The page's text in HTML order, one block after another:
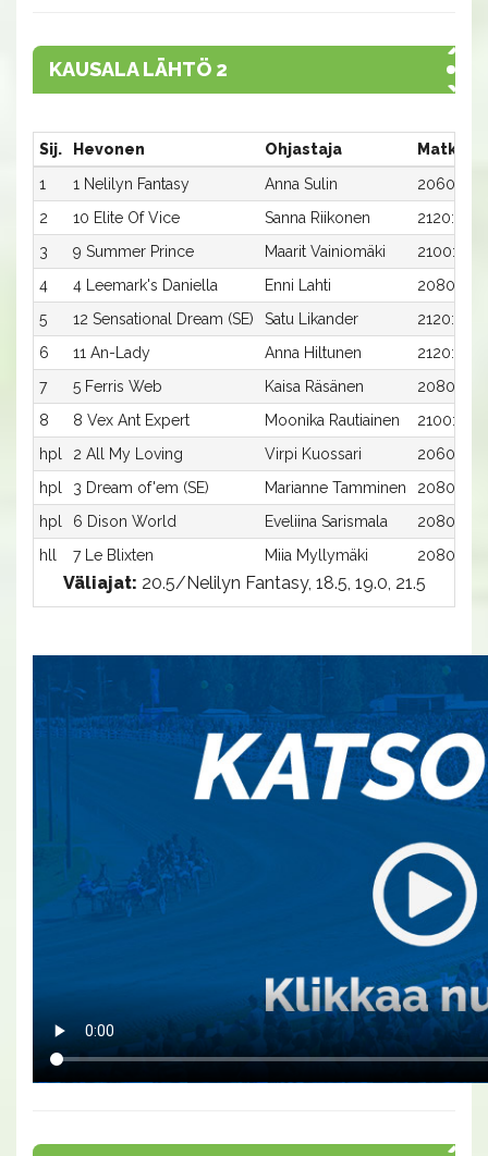
KAUSALA LÄHTÖ 2
Sij. Hevonen Ohjastaja
1
1 Nelilyn Fantasy Anna Sulin
2060:1
2
10 Elite Of Vice Sanna Riikonen
2120:1
3
9 Summer Prince Maarit Vainiomäki
2100:2
4
4 Leemark's Daniella Enni Lahti
2080:2
5
12 Sensational Dream (SE) Satu Likander
2120:3
6
11 An-Lady Anna Hiltunen
2120:2
7
5 Ferris Web Kaisa Räsänen
2080:3
8
8 Vex Ant Expert Moonika Rautiainen
2100:1
hpl
2 All My Loving Virpi Kuossari
2060:2
hpl
3 Dream of'em (SE) Marianne Tamminen
2080:1
hpl
6 Dison World Eveliina Sarismala
2080:4
hll
7 Le Blixten Miia Myllymäki 2080:5
Väliajat: 20.5/Nelilyn Fantasy, 18.5, 19.0, 21.5